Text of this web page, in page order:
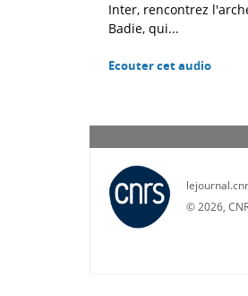
Inter, rencontrez
Badie, qui...
Ecouter cet audio
©2026,